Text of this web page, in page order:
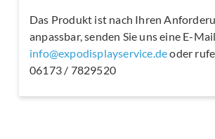
Das Produkt ist nach Ihren
anpassbar, senden Sie uns eine E-
info@expodisplayservice.deoder
06173 / 7829520